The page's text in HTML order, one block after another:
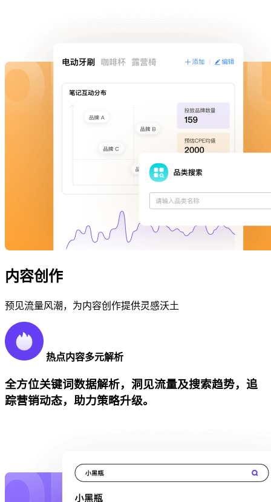
内容创作
预见流量风潮，为内容创作提供灵感沃土
热点内容多元解析
全方位关键词数据解析，洞见流量及搜索趋势，追
踪营销动态，助力策略升级。